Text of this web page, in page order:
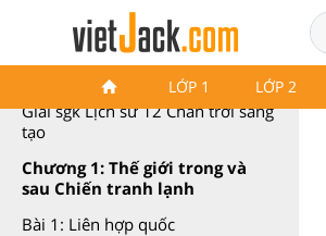
LỚP 1 LỚP 2
Lịch sử 12 Chân trời sáng tạo
Giải sgk Lịch sử 12 Chân trời sáng
tạo
Chương 1: Thế giới trong và
sau Chiến tranh lạnh
Bài 1: Liên hợp quốc